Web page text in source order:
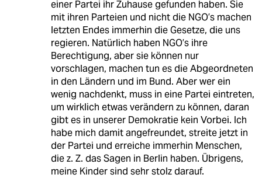
einer Partei ihr Zuhause gefunden haben. Sie
mit ihren Parteien und nicht die NGO’s machen
letzten Endes immerhin die Gesetze, die uns
regieren. Natürlich haben NGO’s ihre
Berechtigung, aber sie können nur
vorschlagen, machen tun es die Abgeordneten
in den Ländern und im Bund. Aber wer ein
wenig nachdenkt, muss in eine Partei eintreten,
um wirklich etwas verändern zu können, daran
gibt es in unserer Demokratie kein Vorbei. Ich
habe mich damit angefreundet, streite jetzt in
der Partei und erreiche immerhin Menschen,
die z. Z. das Sagen in Berlin haben. Übrigens,
meine Kinder sind sehr stolz darauf.